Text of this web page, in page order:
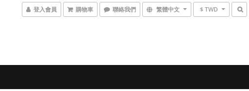
登入會員 購物車 聯絡我們 繁體中文 $ TWD